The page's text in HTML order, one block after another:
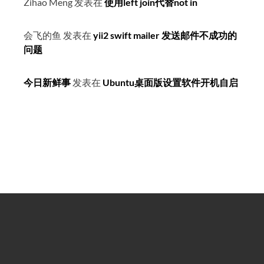
Zihao Meng 发表在 使用left join代替not in
会飞的鱼 发表在 yii2 swift mailer 发送邮件不成功的
问题
今日新鲜事 发表在 Ubuntu桌面版设置软件开机自启